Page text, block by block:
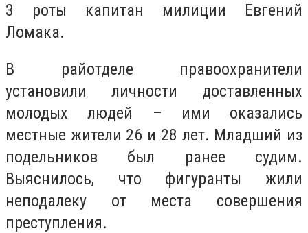
3 роты капитан милиции Евгений
Ломака.
В райотделе правоохранители
установили личности доставленных
молодых людей – ими оказались
местные жители 26 и 28 лет. Младший из
подельников был ранее судим.
Выяснилось, что фигуранты жили
неподалеку от места совершения
преступления.